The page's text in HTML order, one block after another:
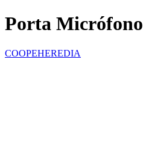
Porta Micrófono
COOPEHEREDIA